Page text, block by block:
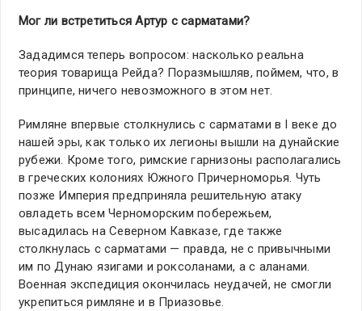
Мог ли встретиться Артур с сарматами?
Зададимся теперь вопросом: насколько реальна
теория товарища Рейда? Поразмышляв, поймем, что, в
принципе, ничего невозможного в этом нет.
Римляне впервые столкнулись с сарматами в I веке до
нашей эры, как только их легионы вышли на дунайские
рубежи. Кроме того, римские гарнизоны располагались
в греческих колониях Южного Причерноморья. Чуть
позже Империя предприняла решительную атаку
овладеть всем Черноморским побережьем,
высадилась на Северном Кавказе, где также
столкнулась с сарматами — правда, не с привычными
им по Дунаю язигами и роксоланами, а с аланами.
Военная экспедиция окончилась неудачей, не смогли
укрепиться римляне и в Приазовье.